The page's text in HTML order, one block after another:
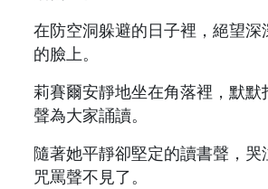
在防空洞躲避的日子裡，絕望深
的臉上。
莉賽爾安靜地坐在角落裡，默默
聲為大家誦讀。
隨著她平靜卻堅定的讀書聲，哭
咒罵聲不見了。